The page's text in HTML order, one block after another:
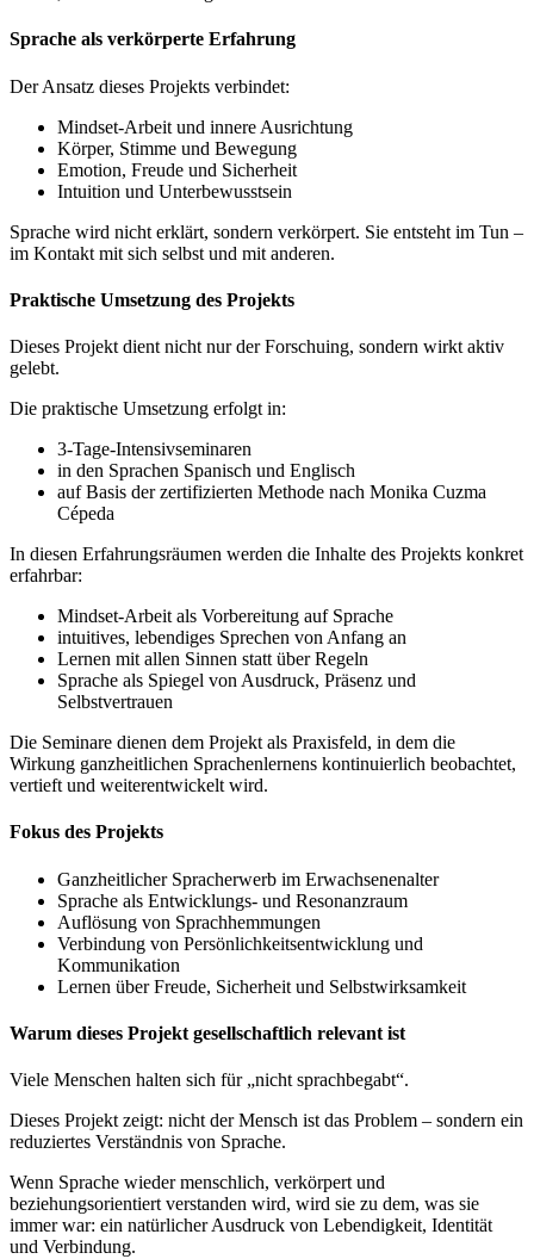
Sprache als verkörperte Erfahrung
Der Ansatz dieses Projekts verbindet:
Mindset-Arbeit und innere Ausrichtung
Körper, Stimme und Bewegung
Emotion, Freude und Sicherheit
⁠Intuition und Unterbewusstsein
Sprache wird nicht erklärt, sondern verkörpert. Sie entsteht im Tun –
im Kontakt mit sich selbst und mit anderen.
Praktische Umsetzung des Projekts
Dieses Projekt dient nicht nur der Forschuing, sondern wirkt aktiv
gelebt.
Die praktische Umsetzung erfolgt in:
3-Tage-Intensivseminaren
⁠in den Sprachen Spanisch und Englisch
auf Basis der zertifizierten Methode nach Monika Cuzma
Cépeda
In diesen Erfahrungsräumen werden die Inhalte des Projekts konkret
erfahrbar:
Mindset-Arbeit als Vorbereitung auf Sprache
⁠intuitives, lebendiges Sprechen von Anfang an
Lernen mit allen Sinnen statt über Regeln
Sprache als Spiegel von Ausdruck, Präsenz und
Selbstvertrauen
Die Seminare dienen dem Projekt als Praxisfeld, in dem die
Wirkung ganzheitlichen Sprachenlernens kontinuierlich beobachtet,
vertieft und weiterentwickelt wird.
Fokus des Projekts
Ganzheitlicher Spracherwerb im Erwachsenenalter
Sprache als Entwicklungs- und Resonanzraum
Auflösung von Sprachhemmungen
Verbindung von Persönlichkeitsentwicklung und
Kommunikation
Lernen über Freude, Sicherheit und Selbstwirksamkeit
Warum dieses Projekt gesellschaftlich relevant ist
Viele Menschen halten sich für „nicht sprachbegabt“.
Dieses Projekt zeigt: nicht der Mensch ist das Problem – sondern ein
reduziertes Verständnis von Sprache.
Wenn Sprache wieder menschlich, verkörpert und
beziehungsorientiert verstanden wird, wird sie zu dem, was sie
immer war: ein natürlicher Ausdruck von Lebendigkeit, Identität
und Verbindung.